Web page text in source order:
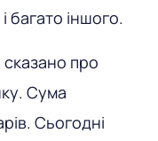
багато іншого.
сказано про
Сума
Сьогодні